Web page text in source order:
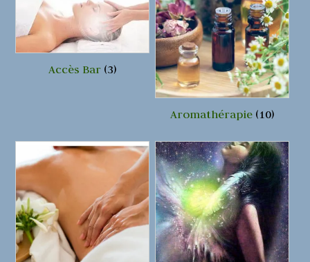
Accès Bar (3)
Aromathérapie (10)